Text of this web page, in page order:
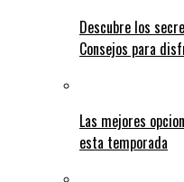
Descubre los
Consejos para
Las mejores
esta temporada